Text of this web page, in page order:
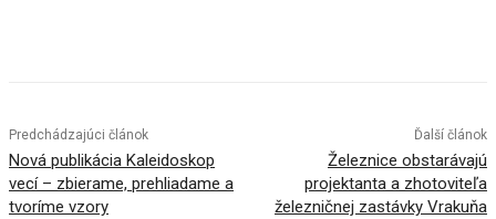
Predchádzajúci článok
Nová publikácia Kaleidoskop
vecí – zbierame, prehliadame a
tvoríme vzory
Ďalší článok
Železnice obstarávajú
projektanta a zhotoviteľa
železničnej zastávky Vrakuňa